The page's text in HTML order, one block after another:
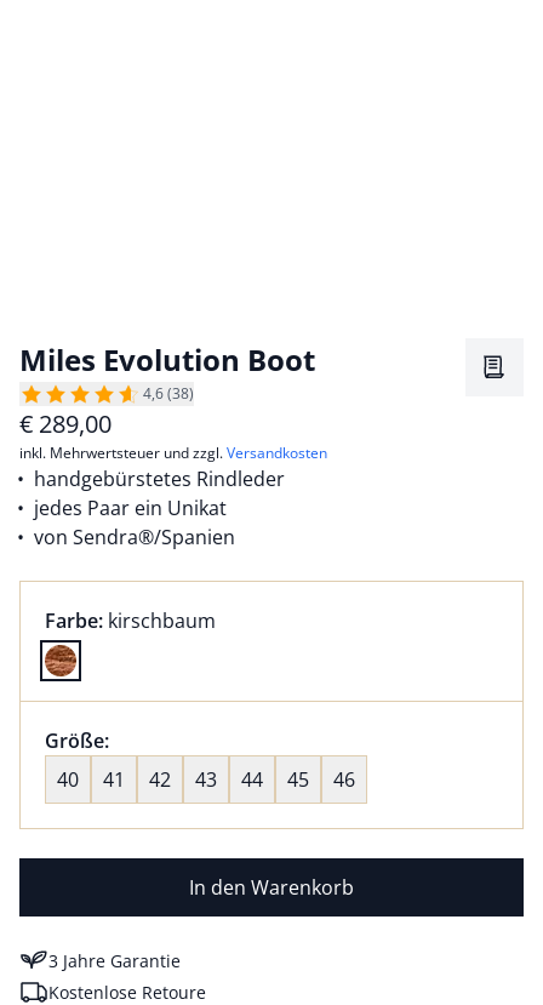
Miles Evolution Boot
4,6 (38)
€ 289,00
inkl. Mehrwertsteuer und zzgl.Versandkosten
handgebürstetes Rindleder
jedes Paar ein Unikat
von Sendra®/Spanien
Farbauswahl:
Farbe: aktuell ausgewählt:
kirschbaum
Farbe kirschbaum ausgewählt
Größenauswahl:
Größe:nichts ausgewählt
40
41 42 43 44 45 46
In den Warenkorb
3 Jahre Garantie
Kostenlose Retoure